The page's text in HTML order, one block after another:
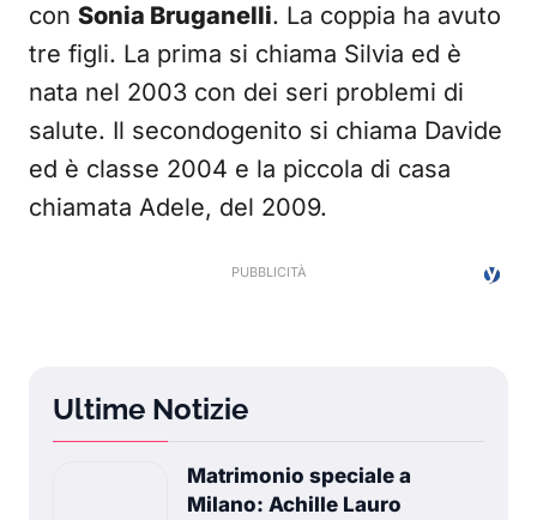
con Sonia Bruganelli. La coppia ha avuto
tre figli. La prima si chiama Silvia ed è
nata nel 2003 con dei seri problemi di
salute. Il secondogenito si chiama Davide
ed è classe 2004 e la piccola di casa
chiamata Adele, del 2009.
Ultime Notizie
Matrimonio speciale a
Milano: Achille Lauro